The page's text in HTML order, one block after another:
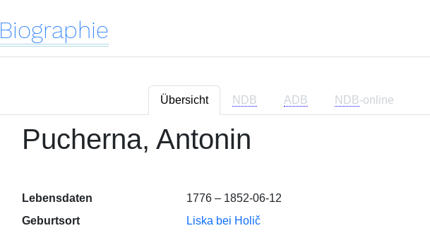
Biographie
Übersicht NDB ADB NDB-online
Pucherna, Antonin
Lebensdaten
1776 – 1852-06-12
Geburtsort
Liska bei Holič